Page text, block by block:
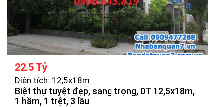
22.5 Tỷ
Diện tích: 12,5x18m
Biệt thự tuyệt đẹp, sang trọng, DT 12,5x18m,
1 hầm, 1 trệt, 3 lầu